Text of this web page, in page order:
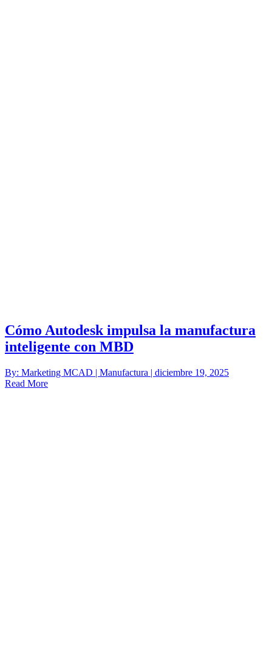
Cómo Autodesk impulsa la manufactura
inteligente con MBD
By: Marketing MCAD | Manufactura | diciembre 19, 2025
Read More